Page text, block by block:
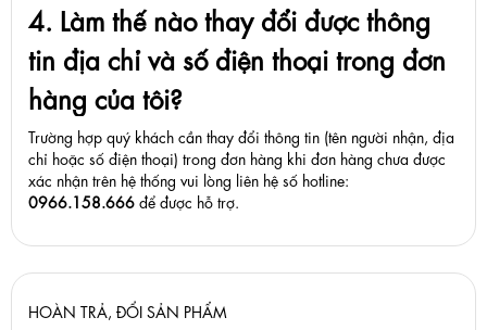
4. Làm thế nào thay đổi được thông
tin địa chỉ và số điện thoại trong đơn
hàng của tôi?
Trường hợp quý khách cần thay đổi thông tin (tên người nhận, địa
chỉ hoặc số điện thoại) trong đơn hàng khi đơn hàng chưa được
xác nhận trên hệ thống vui lòng liên hệ số hotline:
0966.158.666 để được hỗ trợ.
HOÀN TRẢ, ĐỔI SẢN PHẨM